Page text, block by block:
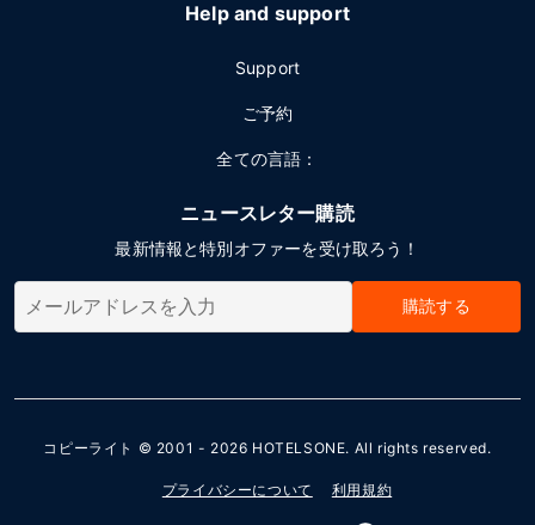
Help and support
Support
ご予約
全ての言語：
ニュースレター購読
最新情報と特別オファーを受け取ろう！
購読する
コピーライト © 2001 - 2026 HOTELSONE. All rights reserved.
プライバシーについて 利用規約